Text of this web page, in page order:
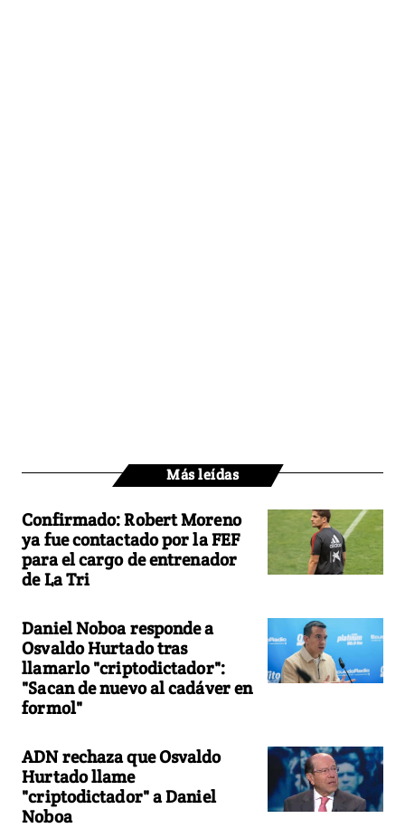
Más leídas
Confirmado: Robert Moreno
ya fue contactado por la FEF
para el cargo de entrenador
de La Tri
Daniel Noboa responde a
Osvaldo Hurtado tras
llamarlo "criptodictador":
"Sacan de nuevo al cadáver en
formol"
ADN rechaza que Osvaldo
Hurtado llame
"criptodictador" a Daniel
Noboa